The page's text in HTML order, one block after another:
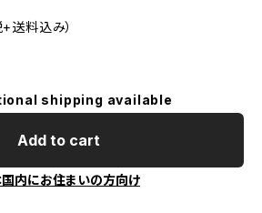
送料込み）
shipping available
Add to cart
国内にお住まいの方向け